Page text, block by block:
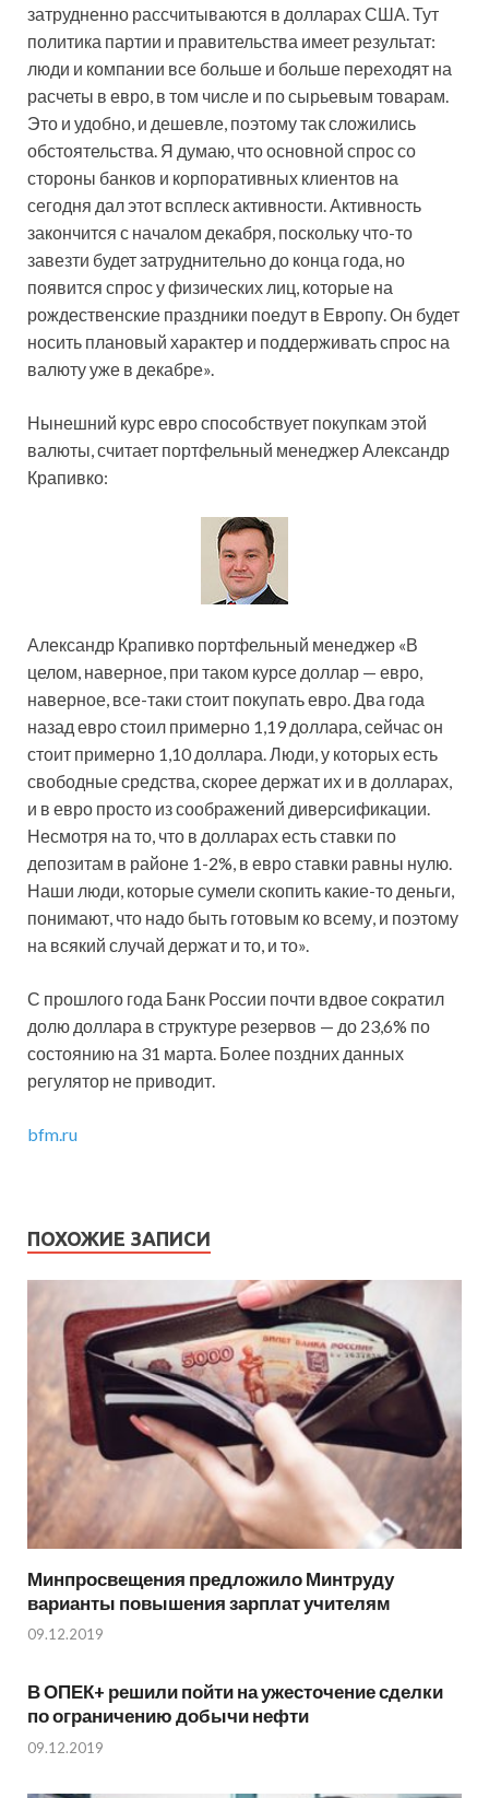
затрудненно рассчитываются в долларах США. Тут
политика партии и правительства имеет результат:
люди и компании все больше и больше переходят на
расчеты в евро, в том числе и по сырьевым товарам.
Это и удобно, и дешевле, поэтому так сложились
обстоятельства. Я думаю, что основной спрос со
стороны банков и корпоративных клиентов на
сегодня дал этот всплеск активности. Активность
закончится с началом декабря, поскольку что-то
завезти будет затруднительно до конца года, но
появится спрос у физических лиц, которые на
рождественские праздники поедут в Европу. Он будет
носить плановый характер и поддерживать спрос на
валюту уже в декабре».
Нынешний курс евро способствует покупкам этой
валюты, считает портфельный менеджер Александр
Крапивко:
Александр Крапивко портфельный менеджер «В
целом, наверное, при таком курсе доллар — евро,
наверное, все-таки стоит покупать евро. Два года
назад евро стоил примерно 1,19 доллара, сейчас он
стоит примерно 1,10 доллара. Люди, у которых есть
свободные средства, скорее держат их и в долларах,
и в евро просто из соображений диверсификации.
Несмотря на то, что в долларах есть ставки по
депозитам в районе 1-2%, в евро ставки равны нулю.
Наши люди, которые сумели скопить какие-то деньги,
понимают, что надо быть готовым ко всему, и поэтому
на всякий случай держат и то, и то».
С прошлого года Банк России почти вдвое сократил
долю доллара в структуре резервов — до 23,6% по
состоянию на 31 марта. Более поздних данных
регулятор не приводит.
bfm.ru
ПОХОЖИЕ ЗАПИСИ
Минпросвещения предложило Минтруду
варианты повышения зарплат учителям
09.12.2019
В ОПЕК+ решили пойти на ужесточение сделки
по ограничению добычи нефти
09.12.2019